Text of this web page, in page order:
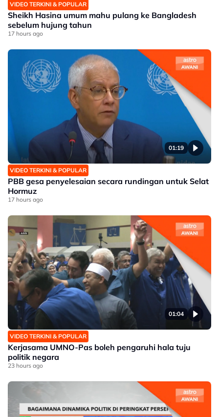
VIDEO TERKINI & POPULAR
Sheikh Hasina umum mahu pulang ke Bangladesh
sebelum hujung tahun
17 hours ago
01:19
VIDEO TERKINI & POPULAR
PBB gesa penyelesaian secara rundingan untuk Selat
Hormuz
17 hours ago
01:04
VIDEO TERKINI & POPULAR
Kerjasama UMNO-Pas boleh pengaruhi hala tuju
politik negara
23 hours ago